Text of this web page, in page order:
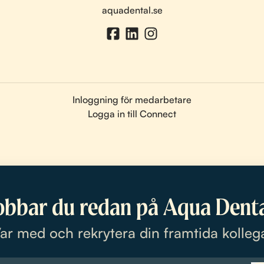
aquadental.se
Inloggning för medarbetare
Logga in till Connect
du redan på Aqua
med och rekrytera din framtida